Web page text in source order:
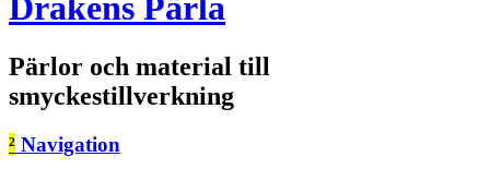
Drakens Pärla
Pärlor och material till
smyckestillverkning
² Navigation